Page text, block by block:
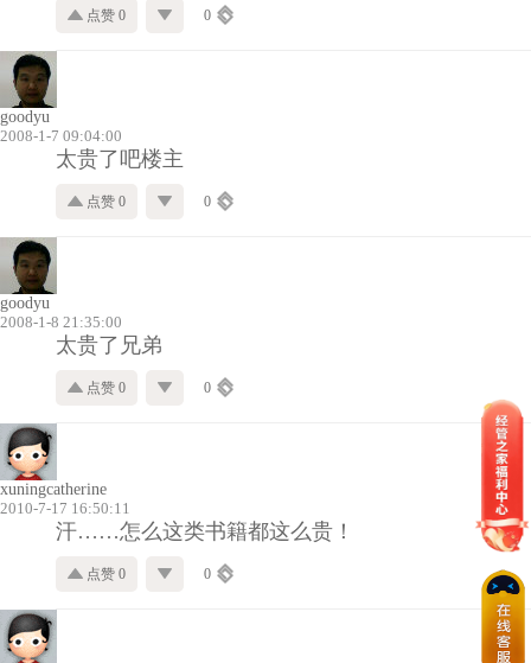
点赞 0 0
goodyu
2008-1-7 09:04:00
太贵了吧楼主
点赞 0 0
goodyu
2008-1-8 21:35:00
太贵了兄弟
点赞 0 0
xuningcatherine
2010-7-17 16:50:11
汗……怎么这类书籍都这么贵！
点赞 0 0